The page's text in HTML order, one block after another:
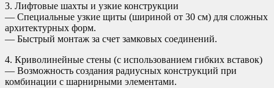
3. Лифтовые шахты и узкие конструкции
— Специальные узкие щиты (шириной от 30 см) для сложных
архитектурных форм.
— Быстрый монтаж за счет замковых соединений.
4. Криволинейные стены (с использованием гибких вставок)
— Возможность создания радиусных конструкций при
комбинации с шарнирными элементами.